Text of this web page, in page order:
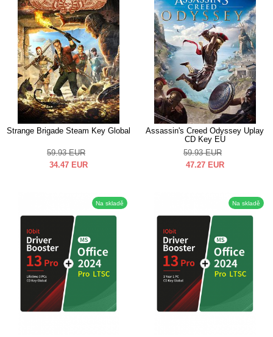
Strange Brigade Steam Key Global
59.93 EUR
34.47 EUR
Assassin's Creed Odyssey Uplay
CD Key EU
59.93 EUR
47.27 EUR
Na skladě Na skladě